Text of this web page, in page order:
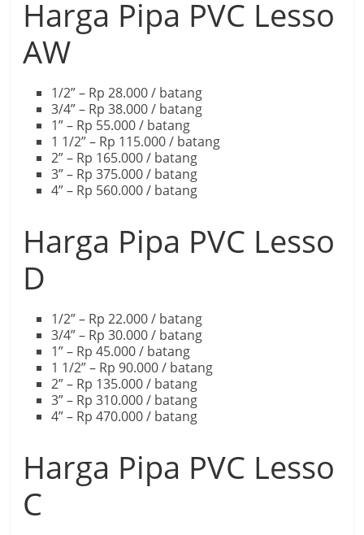
Harga Pipa PVC Lesso
AW
1/2” – Rp 28.000 / batang
3/4” – Rp 38.000 / batang
1” – Rp 55.000 / batang
1 1/2” – Rp 115.000 / batang
2” – Rp 165.000 / batang
3” – Rp 375.000 / batang
4” – Rp 560.000 / batang
Harga Pipa PVC Lesso
D
1/2” – Rp 22.000 / batang
3/4” – Rp 30.000 / batang
1” – Rp 45.000 / batang
1 1/2” – Rp 90.000 / batang
2” – Rp 135.000 / batang
3” – Rp 310.000 / batang
4” – Rp 470.000 / batang
Harga Pipa PVC Lesso
C